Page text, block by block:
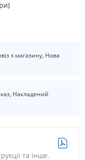
з магазину, Нова
Накладений
та інше.